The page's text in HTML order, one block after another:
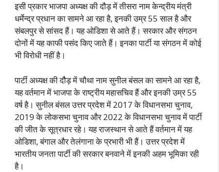
इसी प्रकार भाजपा अध्यक्ष की दौड़ में तीसरा नाम केन्द्रीय मंत्री
धर्मेन्द्र प्रधान का सामने आ रहा है, इनकी उम्र 55 साल है और
संबलपुर से सांसद हैं। यह ओडिशा से आते हैं। सरकार और संगठन
दोनों में यह काफी पसंद किए जाते हैं। इनका पार्टी या संगठन में कोई
भी विरोधी नहीं है।
पार्टी अध्यक्ष की दौैड़ में चौथा नाम सुनील बंसल का सामने आ रहा है,
यह वर्तमान में भाजपा के राष्ट्रीय महासचिव हैं और इनकी उम्र 55
वर्ष है। सुनील बंसल उत्तर प्रदेश में 2017 के विधानसभा चुनाव,
2019 के लोकसभा चुनाव और 2022 के विधानसभा चुनाव में पार्टी
की जीत के सूत्रधार रहे। यह राजस्थान से आते हैं वर्तमान में यह
ओडिशा, बंगाल और तेलंगाना के प्रभारी भी हैं। उत्तर प्रदेश में
भारतीय जनता पार्टी की सरकार बनवाने में इनकी अहम भूमिका रही
है।